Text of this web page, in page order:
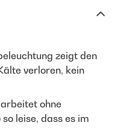
zeigt den
verloren, kein
ohne
leise, dass es im